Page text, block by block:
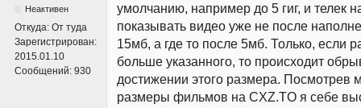
Неактивен
Откуда: От туда
Зарегистрирован:
2015.01.10
Сообщений: 930
умолчанию, например до 5 гиг, и телек
показывать видео уже не после
15мб, а где то после 5мб. Только, если
больше указанного, то происходит
достижении этого размера. Посмотрев
размеры фильмов на CXZ.TO я себе